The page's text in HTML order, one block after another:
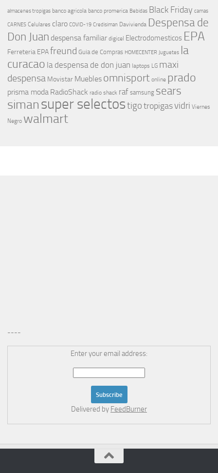
almacenes tropigas banco agricola banco promerica Bebidas Black Friday camas
CARNES Celulares claro COVID-19 Credisiman Davivienda Despensa de
Don Juan despensa familiar digicel Electrodomesticos EPA
Ferreteria EPAfreund Guia de Compras HOMECENTER Juguetes la
curacao la despensa de don juan laptops LG maxi
despensa Movistar Muebles omnisport online prado
prisma moda RadioShack radio shack raf samsung sears
simansuper selectostigotropigasvidri Viernes
Negro walmart
----
Enter your email address:
Delivered by FeedBurner